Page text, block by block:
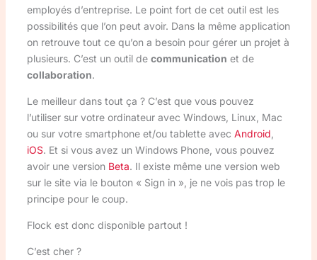
employés d’entreprise. Le point fort de cet outil est les
possibilités que l’on peut avoir. Dans la même application
on retrouve tout ce qu’on a besoin pour gérer un projet à
plusieurs. C’est un outil de communication et de
collaboration.
Le meilleur dans tout ça ? C’est que vous pouvez
l’utiliser sur votre ordinateur avec Windows, Linux, Mac
ou sur votre smartphone et/ou tablette avec Android
iOS. Et si vous avez un Windows Phone, vous pouvez
avoir une version Beta. Il existe même une version web
sur le site via le bouton « Sign in », je ne vois pas trop le
principe pour le coup.
Flock est donc disponible partout !
C’est cher ?